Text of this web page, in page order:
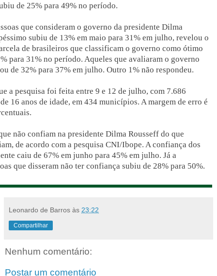
de 25% para 49% no período.
que consideram o governo da presidente Dilma
subiu de 13% em maio para 31% em julho, revelou o
de brasileiros que classificam o governo como ótimo
para 31% no período. Aqueles que avaliaram o governo
de 32% para 37% em julho. Outro 1% não respondeu.
a pesquisa foi feita entre 9 e 12 de julho, com 7.686
16 anos de idade, em 434 municípios. A margem de erro é
não confiam na presidente Dilma Rousseff do que
de acordo com a pesquisa CNI/Ibope. A confiança dos
caiu de 67% em junho para 45% em julho. Já a
que disseram não ter confiança subiu de 28% para 50%.
Leonardo de Barros às 23:22
Compartilhar
Nenhum comentário:
Postar um comentário